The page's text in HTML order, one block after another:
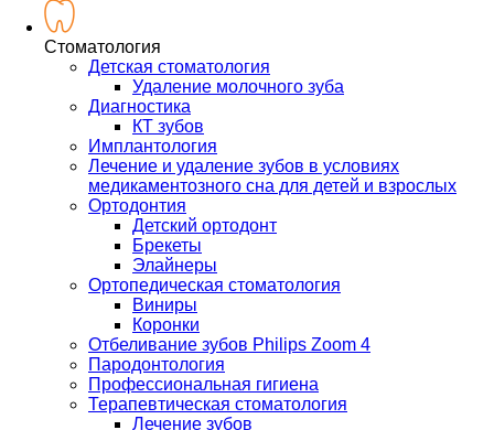
Стоматология
Детская стоматология
Удаление молочного зуба
Диагностика
КТ зубов
Имплантология
Лечение и удаление зубов в условиях
медикаментозного сна для детей и взрослых
Ортодонтия
Детский ортодонт
Брекеты
Элайнеры
Ортопедическая стоматология
Виниры
Коронки
Отбеливание зубов Philips Zoom 4
Пародонтология
Профессиональная гигиена
Терапевтическая стоматология
Лечение зубов